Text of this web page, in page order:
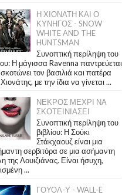
Η ΧΙΟΝΑΤΗ ΚΑΙ Ο
ΚΥΝΗΓΟΣ - SNOW
WHITE AND THE
HUNTSMAN
Συνοπτική περίληψη του
Η μάγισσα Ravenna παντρεύεται
τον βασιλιά και πατέρα
με την ίδια να γίνεται ...
ΝΕΚΡΟΣ ΜΕΧΡΙ ΝΑ
ΣΚΟΤΕΙΝΙΑΣΕΙ
Συνοπτική περίληψη του
βιβλίου: Η Σούκι
Στάκχαουζ είναι μια
σερβιτόρα σε μια ασήμαντη
της Λουιζιάνας. Είναι ήσυχη,
...
ΓΟΥΟΛ-Υ - WALL-E